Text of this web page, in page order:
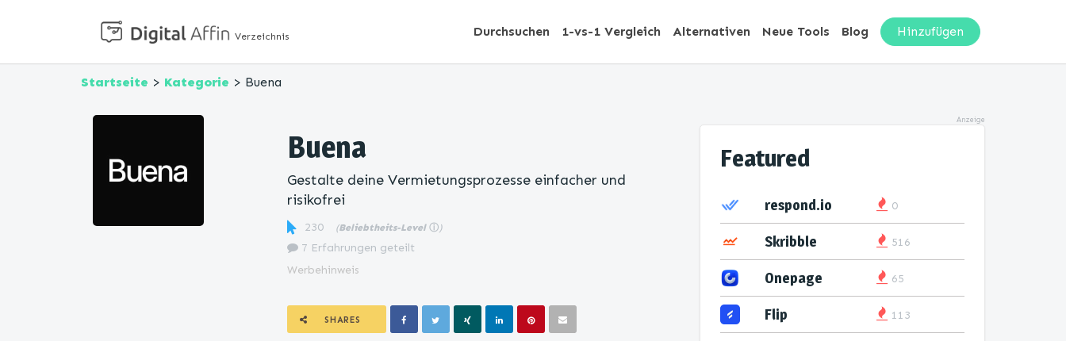
Verzeichnis Durchsuchen 1-vs-1 Vergleich Alternativen Neue Tools Blog Hinzufügen
Startseite > Kategorie > Buena
Buena
Gestalte deine Vermietungsprozesse einfacher und
risikofrei
230 (Beliebtheits-Level ⓘ)
7 Erfahrungen geteilt
Werbehinweis
SHARES
Anzeige
Featured
respond.io 0
Skribble 516
Onepage 65
Flip 113